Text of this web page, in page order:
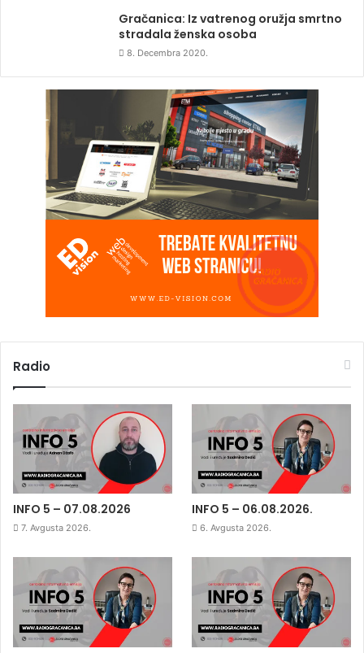
Gračanica: Iz vatrenog oružja smrtno
stradala ženska osoba
8. Decembra 2020.
Radio
INFO 5 – 07.08.2026
7. Avgusta 2026.
INFO 5 – 06.08.2026.
6. Avgusta 2026.